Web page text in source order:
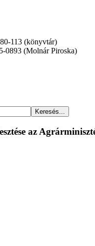
113 (könyvtár)
0893 (Molnár Piroska)
Keresés...
az